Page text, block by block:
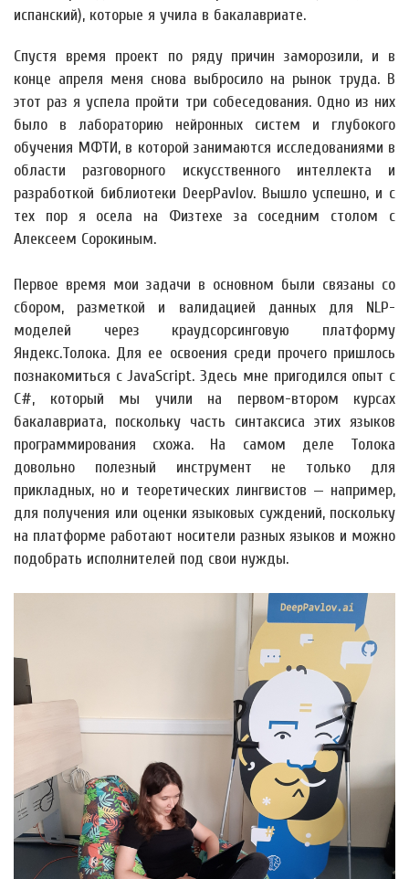
испанский), которые я учила в бакалавриате.
Спустя время проект по ряду причин заморозили, и в
конце апреля меня снова выбросило на рынок труда. В
этот раз я успела пройти три собеседования. Одно из них
было в лабораторию нейронных систем и глубокого
обучения МФТИ, в которой занимаются исследованиями в
области разговорного искусственного интеллекта и
разработкой библиотеки DeepPavlov. Вышло успешно, и с
тех пор я осела на Физтехе за соседним столом с
Алексеем Сорокиным.
Первое время мои задачи в основном были связаны со
сбором, разметкой и валидацией данных для NLP-
моделей через краудсорсинговую платформу
Яндекс.Толока. Для ее освоения среди прочего пришлось
познакомиться с JavaScript. Здесь мне пригодился опыт с
C#, который мы учили на первом-втором курсах
бакалавриата, поскольку часть синтаксиса этих языков
программирования схожа. На самом деле Толока
довольно полезный инструмент не только для
прикладных, но и теоретических лингвистов — например,
для получения или оценки языковых суждений, поскольку
на платформе работают носители разных языков и можно
подобрать исполнителей под свои нужды.